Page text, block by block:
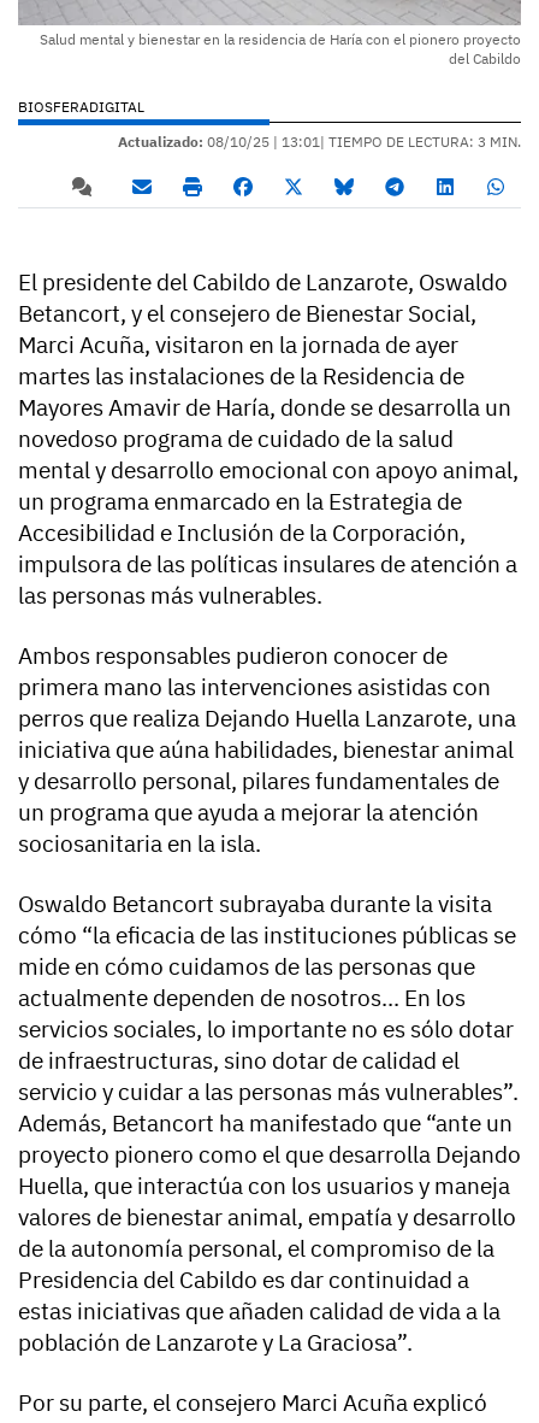
Salud mental y bienestar en la residencia de Haría con el pionero proyecto
del Cabildo
BIOSFERADIGITAL
Actualizado: 08/10/25 | 13:01 | TIEMPO DE LECTURA: 3 MIN.
El presidente del Cabildo de Lanzarote, Oswaldo
Betancort, y el consejero de Bienestar Social,
Marci Acuña, visitaron en la jornada de ayer
martes las instalaciones de la Residencia de
Mayores Amavir de Haría, donde se desarrolla un
novedoso programa de cuidado de la salud
mental y desarrollo emocional con apoyo animal,
un programa enmarcado en la Estrategia de
Accesibilidad e Inclusión de la Corporación,
impulsora de las políticas insulares de atención a
las personas más vulnerables.
Ambos responsables pudieron conocer de
primera mano las intervenciones asistidas con
perros que realiza Dejando Huella Lanzarote, una
iniciativa que aúna habilidades, bienestar animal
y desarrollo personal, pilares fundamentales de
un programa que ayuda a mejorar la atención
sociosanitaria en la isla.
Oswaldo Betancort subrayaba durante la visita
cómo “la eficacia de las instituciones públicas se
mide en cómo cuidamos de las personas que
actualmente dependen de nosotros... En los
servicios sociales, lo importante no es sólo dotar
de infraestructuras, sino dotar de calidad el
servicio y cuidar a las personas más vulnerables”.
Además, Betancort ha manifestado que “ante un
proyecto pionero como el que desarrolla Dejando
Huella, que interactúa con los usuarios y maneja
valores de bienestar animal, empatía y desarrollo
de la autonomía personal, el compromiso de la
Presidencia del Cabildo es dar continuidad a
estas iniciativas que añaden calidad de vida a la
población de Lanzarote y La Graciosa”.
Por su parte, el consejero Marci Acuña explicó